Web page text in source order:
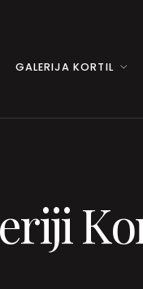
GALERIJA KORTIL